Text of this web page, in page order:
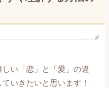
い「恋」と「愛」の違
いきたいと思います！